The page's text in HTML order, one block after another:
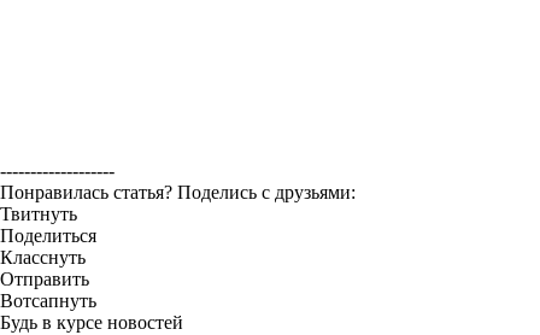
-------------------
Понравилась статья? Поделись с друзьями:
Твитнуть
Поделиться
Класснуть
Отправить
Вотсапнуть
Будь в курсе новостей